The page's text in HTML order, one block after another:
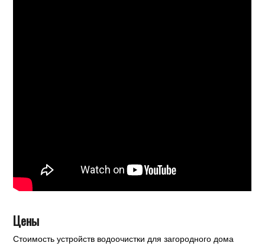
Цены
Стоимость устройств водоочистки для загородного дома